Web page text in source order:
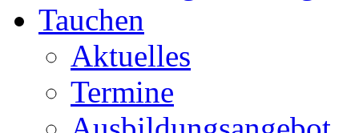
Tauchen
Aktuelles
Termine